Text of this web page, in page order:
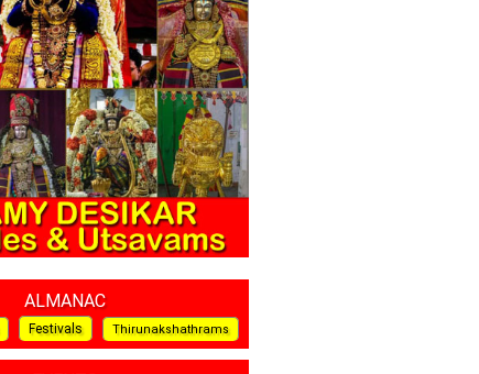
ALMANAC
Festivals Thirunakshathrams